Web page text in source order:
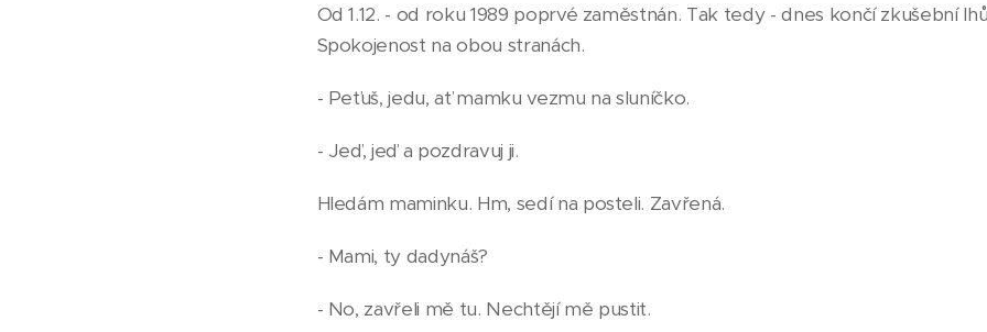
Od 1.12. - od roku 1989 poprvé zaměstnán. Tak tedy - dnes končí zkušební
Spokojenost na obou stranách.
- Peťuš, jedu, ať mamku vezmu na sluníčko.
- Jeď, jeď a pozdravuj ji.
Hledám maminku. Hm, sedí na posteli. Zavřená.
- Mami, ty dadynáš?
- No, zavřeli mě tu. Nechtějí mě pustit.